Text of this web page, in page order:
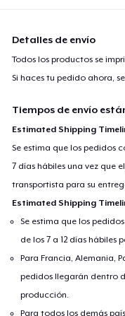
Detalles de envío
Todos los productos se
Si haces tu pedido ahora,
Tiempos de envío
Estimated Shipping
Se estima que los pedidos
7 días hábiles una vez que
transportista para su
Estimated Shipping
Se estima que los
de los 7 a 12 días hábiles
Para Francia, Alemania,
pedidos llegarán dentro
producción.
Para todos los demás